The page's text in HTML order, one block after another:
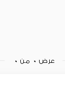
عرض 0 من 0